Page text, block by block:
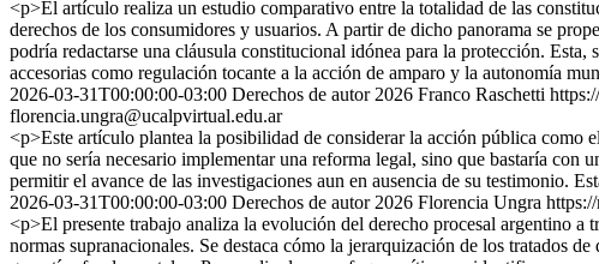
<p>El artículo realiza un estudio comparativo entre la totalidad de las
derechos de los consumidores y usuarios. A partir de dicho panorama se
podría redactarse una cláusula constitucional idónea para la protección.
accesorias como regulación tocante a la acción de amparo y la autonomía
2026-03-31T00:00:00-03:00 Derechos de autor 2026 Franco Raschetti
florencia.ungra@ucalpvirtual.edu.ar
<p>Este artículo plantea la posibilidad de considerar la acción pública como
que no sería necesario implementar una reforma legal, sino que bastaría con
permitir el avance de las investigaciones aun en ausencia de su testimonio.
2026-03-31T00:00:00-03:00 Derechos de autor 2026 Florencia Ungra
<p>El presente trabajo analiza la evolución del derecho procesal argentino
normas supranacionales. Se destaca cómo la jerarquización de los tratados